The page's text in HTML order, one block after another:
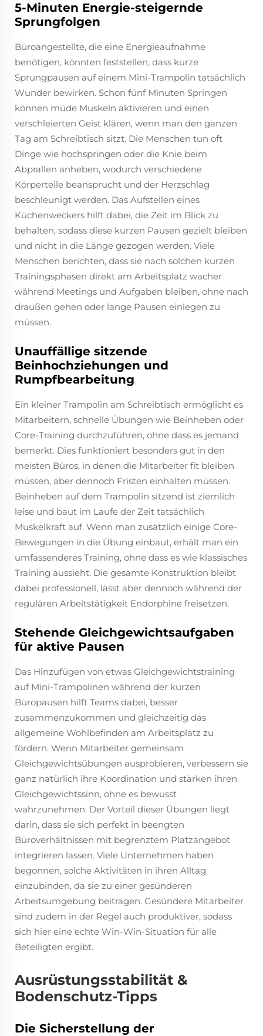
5-Minuten Energie-steigernde
Sprungfolgen
Büroangestellte, die eine Energieaufnahme
benötigen, könnten feststellen, dass kurze
Sprungpausen auf einem Mini-Trampolin tatsächlich
Wunder bewirken. Schon fünf Minuten Springen
können müde Muskeln aktivieren und einen
verschleierten Geist klären, wenn man den ganzen
Tag am Schreibtisch sitzt. Die Menschen tun oft
Dinge wie hochspringen oder die Knie beim
Abprallen anheben, wodurch verschiedene
Körperteile beansprucht und der Herzschlag
beschleunigt werden. Das Aufstellen eines
Küchenweckers hilft dabei, die Zeit im Blick zu
behalten, sodass diese kurzen Pausen gezielt bleiben
und nicht in die Länge gezogen werden. Viele
Menschen berichten, dass sie nach solchen kurzen
Trainingsphasen direkt am Arbeitsplatz wacher
während Meetings und Aufgaben bleiben, ohne nach
draußen gehen oder lange Pausen einlegen zu
müssen.
Unauffällige sitzende
Beinhochziehungen und
Rumpfbearbeitung
Ein kleiner Trampolin am Schreibtisch ermöglicht es
Mitarbeitern, schnelle Übungen wie Beinheben oder
Core-Training durchzuführen, ohne dass es jemand
bemerkt. Dies funktioniert besonders gut in den
meisten Büros, in denen die Mitarbeiter fit bleiben
müssen, aber dennoch Fristen einhalten müssen.
Beinheben auf dem Trampolin sitzend ist ziemlich
leise und baut im Laufe der Zeit tatsächlich
Muskelkraft auf. Wenn man zusätzlich einige Core-
Bewegungen in die Übung einbaut, erhält man ein
umfassenderes Training, ohne dass es wie klassisches
Training aussieht. Die gesamte Konstruktion bleibt
dabei professionell, lässt aber dennoch während der
regulären Arbeitstätigkeit Endorphine freisetzen.
Stehende Gleichgewichtsaufgaben
für aktive Pausen
Das Hinzufügen von etwas Gleichgewichtstraining
auf Mini-Trampolinen während der kurzen
Büropausen hilft Teams dabei, besser
zusammenzukommen und gleichzeitig das
allgemeine Wohlbefinden am Arbeitsplatz zu
fördern. Wenn Mitarbeiter gemeinsam
Gleichgewichtsübungen ausprobieren, verbessern sie
ganz natürlich ihre Koordination und stärken ihren
Gleichgewichtssinn, ohne es bewusst
wahrzunehmen. Der Vorteil dieser Übungen liegt
darin, dass sie sich perfekt in beengten
Büroverhältnissen mit begrenztem Platzangebot
integrieren lassen. Viele Unternehmen haben
begonnen, solche Aktivitäten in ihren Alltag
einzubinden, da sie zu einer gesünderen
Arbeitsumgebung beitragen. Gesündere Mitarbeiter
sind zudem in der Regel auch produktiver, sodass
sich hier eine echte Win-Win-Situation für alle
Beteiligten ergibt.
Ausrüstungsstabilität &
Bodenschutz-Tipps
Die Sicherstellung der